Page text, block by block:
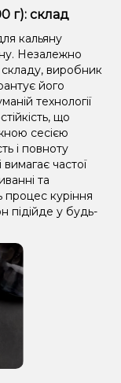
г): склад
кальяну
Незалежно
виробник
його
технології
що
сесією
і повноту
вимагає частої
та
процес куріння
підійде у будь-